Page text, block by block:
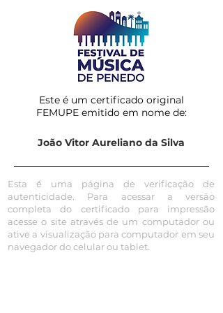
Este é um certificado original
FEMUPE emitido em nome de:
João Vitor Aureliano da Silva
Esta é uma página de verificação de
autenticidade. Para acessar a versão
completa do certificado para impressão
acesse o site através de um computador ou
ative a visualização para computador em seu
navegador do celular ou tablet.